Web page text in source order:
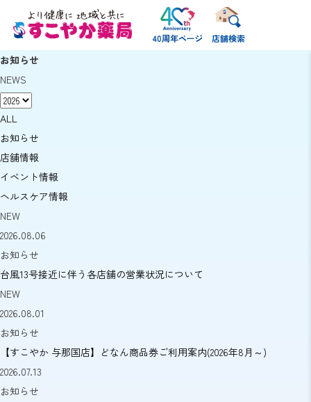
店舗検索
お知らせ
NEWS
ALL
お知らせ
店舗情報
イベント情報
ヘルスケア情報
NEW
2026.08.06
お知らせ
台風13号接近に伴う各店舗の営業状況について
NEW
2026.08.01
お知らせ
【すこやか 与那国店】どなん商品券ご利用案内(2026年8月～)
2026.07.13
お知らせ